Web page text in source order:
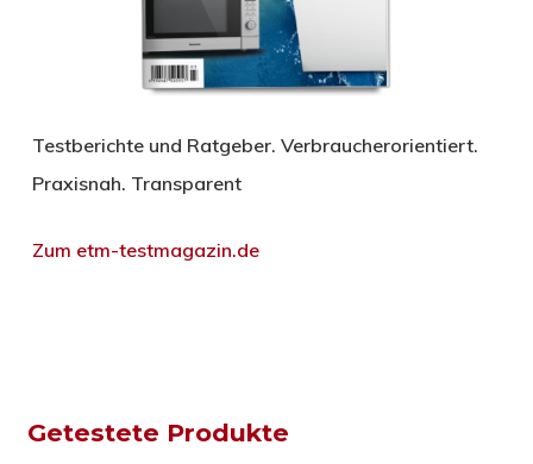
Testberichte und Ratgeber. Verbraucherorientiert.
Praxisnah. Transparent
Zum etm-testmagazin.de
Getestete Produkte